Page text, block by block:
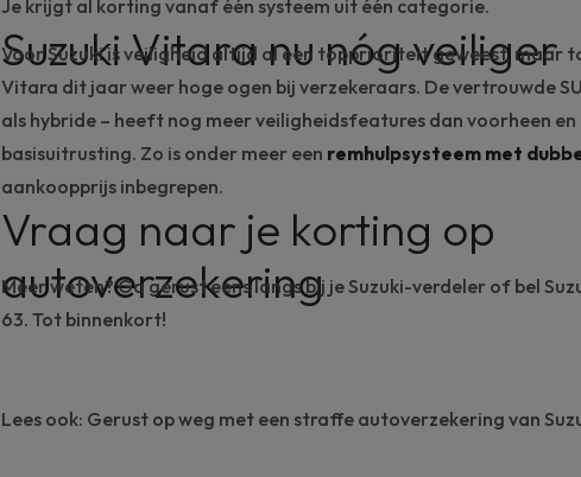
Je krijgt al korting vanaf één systeem uit één categorie.
Suzuki Vitara nu nóg veiliger
Voor Suzuki is veiligheid altijd al een topprioriteit geweest, maar
Vitara dit jaar weer hoge ogen bij verzekeraars. De vertrouwde
als hybride – heeft nog meer veiligheidsfeatures dan voorheen
basisuitrusting. Zo is onder meer een remhulpsysteem met
aankoopprijs inbegrepen.
Vraag naar je korting op
autoverzekering
Meer weten? Ga gerust eens langs bij jeSuzuki-verdeler of bel
63. Tot binnenkort!
Lees ook: Gerust op weg met een straffe autoverzekering van